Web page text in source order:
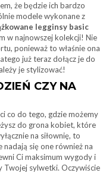
że będzie ich bardzo
modele wykonane z
legginsy basic
w najnowszej kolekcji! Nie
ponieważ to właśnie ona
już teraz dołącz je do
je stylizować!
CZY NA
co do tego, gdzie możemy
do grona kobiet, które
na siłownię, to
się one również na
Ci maksimum wygody i
sylwetki. Oczywiście